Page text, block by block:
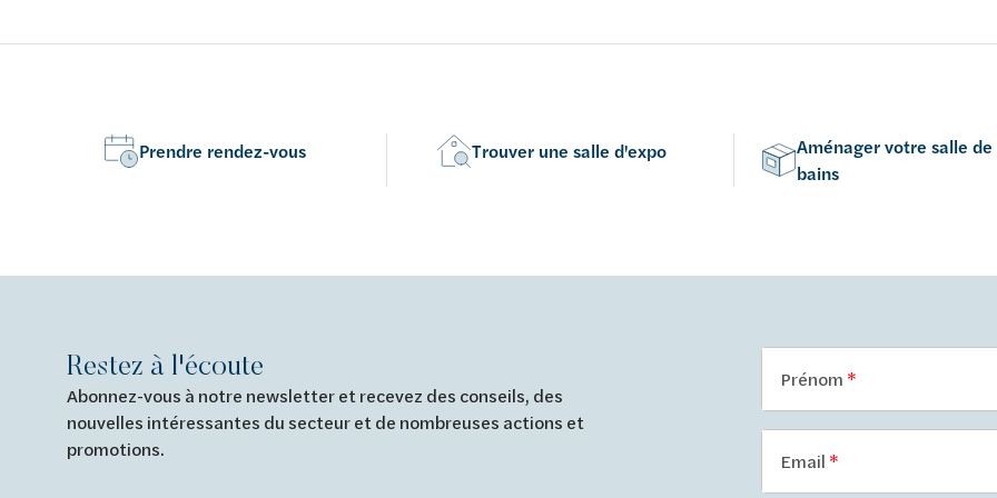
take-off en duroplast
Prendre rendez-vous Trouver une salle d'expo
Aménager votre salle de
bains
Restez à l'écoute
Abonnez-vous à notre newsletter et recevez des conseils, des
nouvelles intéressantes du secteur et de nombreuses actions et
promotions.
Prénom
Email